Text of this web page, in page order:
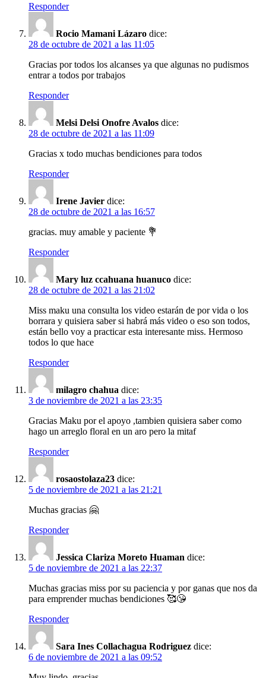
Responder
Rocio Mamani Lázaro dice:
28 de octubre de 2021 a las 11:05
Gracias por todos los alcanses ya que algunas no pudismos
entrar a todos por trabajos
Responder
Melsi Delsi Onofre Avalos dice:
28 de octubre de 2021 a las 11:09
Gracias x todo muchas bendiciones para todos
Responder
Irene Javier dice:
28 de octubre de 2021 a las 16:57
gracias. muy amable y paciente 💐
Responder
Mary luz ccahuana huanuco dice:
28 de octubre de 2021 a las 21:02
Miss maku una consulta los video estarán de por vida o los
borrara y quisiera saber si habrá más video o eso son todos,
están bello voy a practicar esta interesante miss. Hermoso
todos lo que hace
Responder
milagro chahua dice:
3 de noviembre de 2021 a las 23:35
Gracias Maku por el apoyo ,tambien quisiera saber como
hago un arreglo floral en un aro pero la mitaf
Responder
rosaostolaza23 dice:
5 de noviembre de 2021 a las 21:21
Muchas gracias 🤗
Responder
Jessica Clariza Moreto Huaman dice:
5 de noviembre de 2021 a las 22:37
Muchas gracias miss por su paciencia y por ganas que nos da
para emprender muchas bendiciones 🥰😘
Responder
Sara Ines Collachagua Rodriguez dice:
6 de noviembre de 2021 a las 09:52